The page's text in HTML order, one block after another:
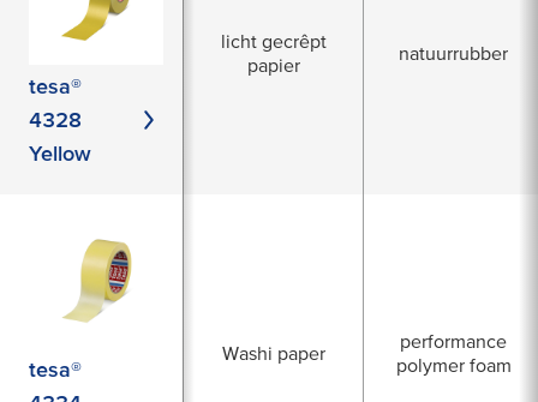
tesa®
4328
Yellow
licht gecrêpt
papier
natuurrubber
tesa®
Washi paper
performance
polymer foam